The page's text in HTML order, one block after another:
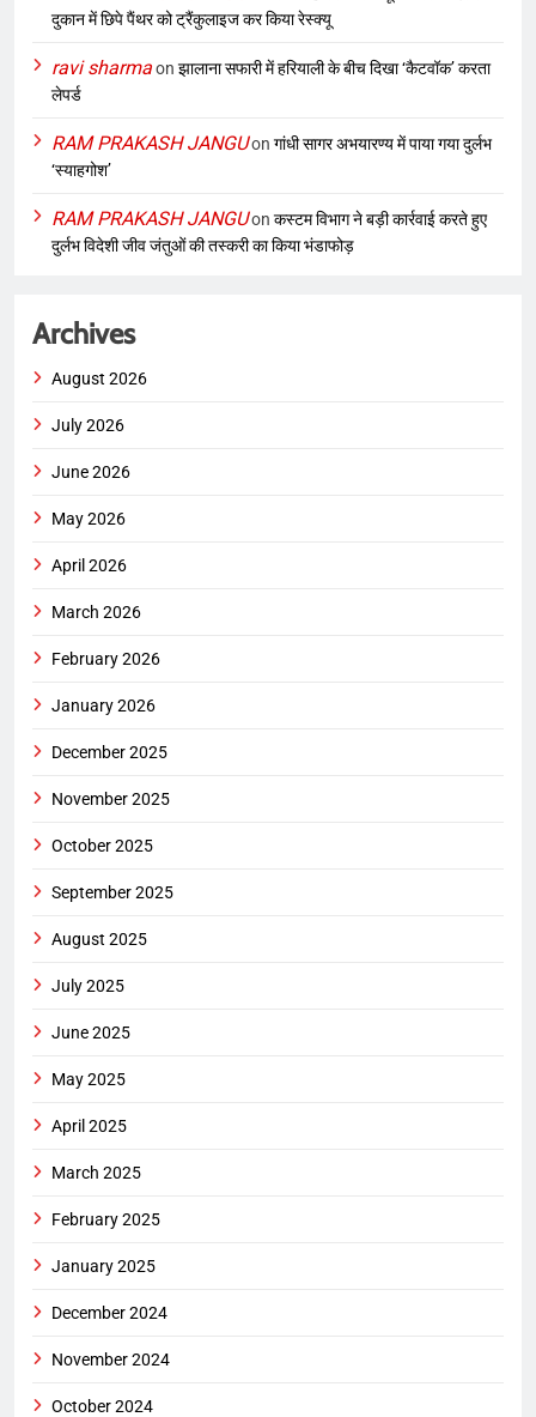
दुकान में छिपे पैंथर को ट्रैंकुलाइज कर किया रेस्क्यू
ravi sharmaon झालाना सफारी में हरियाली के बीच दिखा ‘कैटवॉक’ करता
लेपर्ड
RAM PRAKASH JANGUon गांधी सागर अभयारण्य में पाया गया दुर्लभ
‘स्याहगोश’
RAM PRAKASH JANGUon कस्टम विभाग ने बड़ी कार्रवाई करते हुए
दुर्लभ विदेशी जीव जंतुओं की तस्करी का किया भंडाफोड़
Archives
August 2026
July 2026
June 2026
May 2026
April 2026
March 2026
February 2026
January 2026
December 2025
November 2025
October 2025
September 2025
August 2025
July 2025
June 2025
May 2025
April 2025
March 2025
February 2025
January 2025
December 2024
November 2024
October 2024